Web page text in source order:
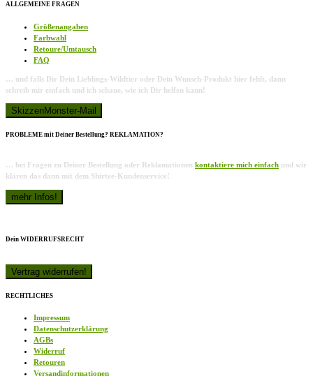
ALLGEMEINE FRAGEN
Größenangaben
Farbwahl
Retoure/Umtausch
FAQ
… und falls Dir Dein Lieblings-Wildtier oder Dein Wunsch-Produkt hier fehlt, dann
schreib mir einfach und ich schaue, wie ich Dir helfen kann!
PROBLEME mit Deiner Bestellung? REKLAMATION?
… bei Fragen zu Deiner Bestellung oder Reklamationen kontaktiere mich einfach und wir
klären das dann mit dem Shirtee-Kundenservice!
Dein WIDERRUFSRECHT
RECHTLICHES
Impressum
Datenschutzerklärung
AGBs
Widerruf
Retouren
Versandinformationen